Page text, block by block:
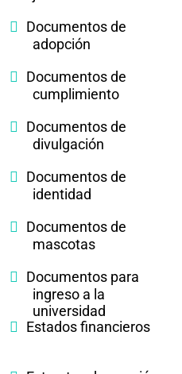
Documentos de
adopción
Documentos de
cumplimiento
Documentos de
divulgación
Documentos de
identidad
Documentos de
mascotas
Documentos para
ingreso a la
universidad
Estados financieros